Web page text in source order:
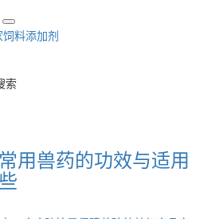
饲料添加剂
索
用兽药的功效与适用